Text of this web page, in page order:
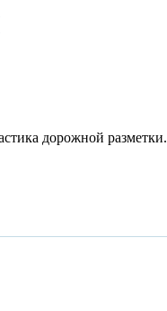
дорожной разметки.